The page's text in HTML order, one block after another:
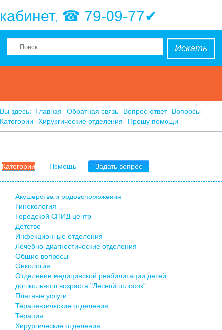
кабинет, ☎ 79-09-77✔
Искать
Вы здесь: Главная Обратная связь Вопрос-ответ
Вопросы
Категории
Хирургические отделения Прошу помощи
Категории Помощь Задать вопрос
Акушерства и родовспоможения
Гинекология
Городской СПИД центр
Детство
Инфекционные отделения
Лечебно-диагностические отделения
Общие вопросы
Онкология
Отделение медицинской реабилитации детей
дошкольного возраста "Лесной голосок"
Платные услуги
Терапевтические отделения
Терапия
Хирургические отделения